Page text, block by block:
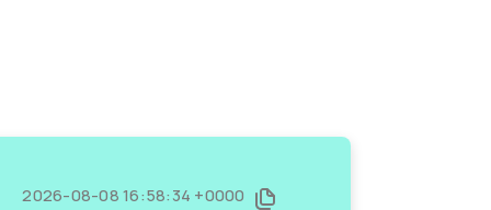
2026-08-08 16:58:34 +0000